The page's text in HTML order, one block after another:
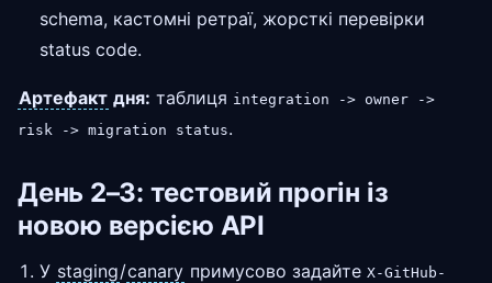
schema, кастомні ретраї, жорсткі перевірки
status code.
Артефакт дня: таблиця integration -> owner ->
risk -> migration status.
День 2–3: тестовий прогін із
новою версією API
У staging/canary примусово задайте X-GitHub-